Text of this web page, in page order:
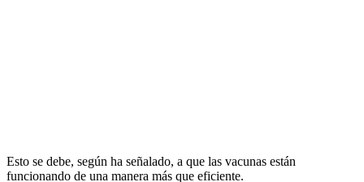
Esto se debe, según ha señalado, a que las vacunas están
funcionando de una manera más que eficiente.